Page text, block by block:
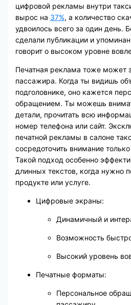
цифровой рекламы внутри
вырос на 37%, а количество
удвоилось всего за один день.
сделали публикации и
говорит о высоком уровне
Печатная реклама тоже может
пассажира. Когда ты видишь
подголовнике, оно кажется
обращением. Ты можешь
детали, прочитать всю
номер телефона или сайт.
печатной рекламы в салоне
сосредоточить внимание
Такой подход особенно
длинных текстов, когда нужно
продукте или услуге.
Цифровые экраны:
Динамичный и
Возможность
Высокий уровень
Печатные форматы:
Персональное